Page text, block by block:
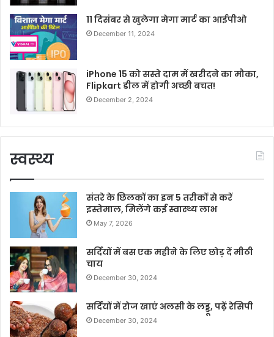
11 दिसंबर से खुलेगा मेगा मार्ट का आईपीओ
December 11, 2024
iPhone 15 को सस्ते दाम में खरीदने का मौका,
Flipkart डील में होगी अच्छी बचत!
December 2, 2024
स्वस्थ्य
संतरे के छिलकों का इन 5 तरीकों से करें
इस्तेमाल, मिलेंगे कई स्वास्थ्य लाभ
May 7, 2026
सर्दियों में बस एक महीने के लिए छोड़ दें मीठी
चाय
December 30, 2024
सर्दियों में रोज खाएं अलसी के लड्डू, पढ़ें रेसिपी
December 30, 2024